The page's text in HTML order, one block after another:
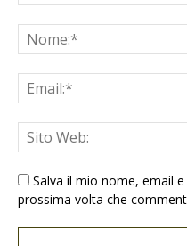
Salva il mio nome, email
prossima volta che